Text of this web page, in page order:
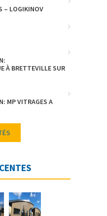
– LOGIKINOV
À BRETTEVILLE SUR
MP VITRAGES A